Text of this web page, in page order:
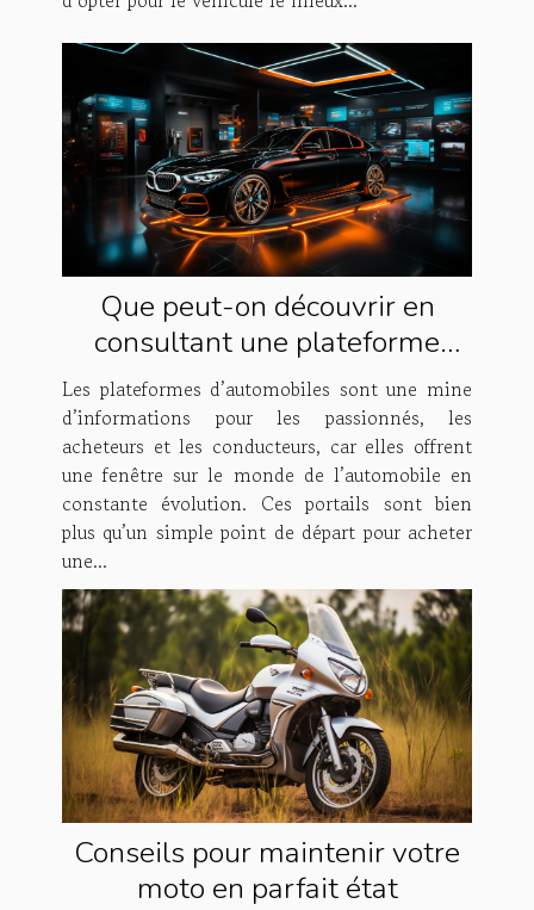
Que peut-on découvrir en
consultant une plateforme
dédiée à l'automobile ?
Les plateformes d’automobiles sont une mine
d’informations pour les passionnés, les
acheteurs et les conducteurs, car elles offrent
une fenêtre sur le monde de l’automobile en
constante évolution. Ces portails sont bien
plus qu’un simple point de départ pour acheter
une...
Conseils pour maintenir votre
moto en parfait état